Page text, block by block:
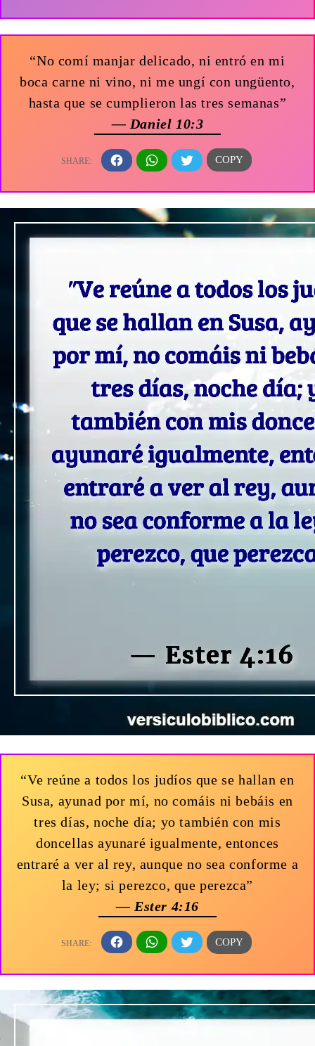
“No comí manjar delicado, ni entró en mi
boca carne ni vino, ni me ungí con ungüento,
hasta que se cumplieron las tres semanas”
— Daniel 10:3
“Ve reúne a todos los judíos que se hallan en
Susa, ayunad por mí, no comáis ni bebáis en
tres días, noche día; yo también con mis
doncellas ayunaré igualmente, entonces
entraré a ver al rey, aunque no sea conforme a
la ley; si perezco, que perezca”
— Ester 4:16